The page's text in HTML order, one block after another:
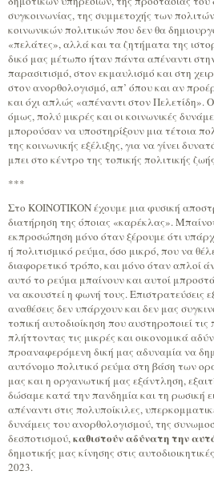
συγκοινωνίας, της συμμετοχής των
κοινωνικών πολιτικών που δεν θα
«πελάτες», αλλά και τα ζητήματα της
δικό μας μέτωπο ήταν πάντα απέναντι
παρασιτισμό, στον εκμαυλισμό και στη
στον ανορθολογισμό, απ’ όπου και αν
και όχι απλώς «απέναντι στον Πελετίδη».
όμως, πολύ μικρές και οι κοινωνικές
μπορούσαν να υποστηρίξουν μια τέτοια
της κοινωνικής εξέλιξης, για να γίνει
μπει στο κέντρο της τοπικής πολιτικής
***
Στο ΚΟΙΝΟΤΙΚΟΝ έχουμε μια φυσική
διατήρηση της όποιας «καρέκλας».
εκπροσώπηση μόνο όταν ξέρουμε ότι
ή πολιτισμικό ρεύμα, όσο μικρό, που να
διαφορετικό τρόπο, και μόνο όταν απλοί
αυτό το ρεύμα μπαίνουν και αυτοί
να ακουστεί η φωνή τους. Επιστρατεύσεις
αναθέσεις δεν υπάρχουν και δεν μας
τοπική αυτοδιοίκηση που αυστηροποιεί
πλήττοντας τις μικρές και οικονομικά
προαναφερόμενη δική μας αδυναμία να
αυτόνομο πολιτικό ρεύμα στη βάση των
μας και η οργανωτική μας εξάντληση,
δώσαμε κατά την πανδημία και τη ρωσική
απέναντι στις πολυποίκιλες,
δυνάμεις του ανορθολογισμού, της
δεσποτισμού,καθιστούν αδύνατη την
δημοτικής μας κίνησης στις
2023.